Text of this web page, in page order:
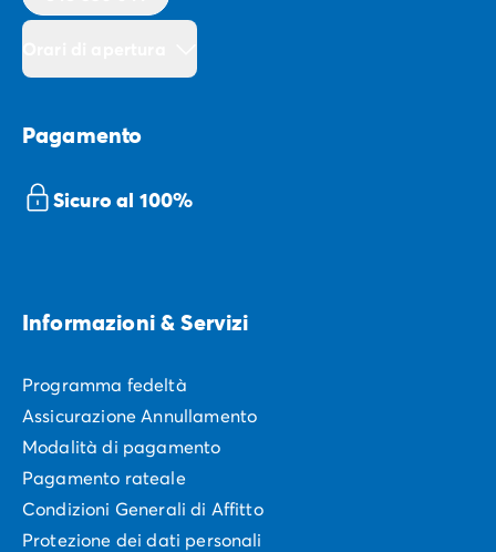
Pagamento
Sicuro al 100%
Informazioni & Servizi
Programma fedeltà
Assicurazione Annullamento
Modalità di pagamento
Pagamento rateale
Condizioni Generali di Affitto
Protezione dei dati personali